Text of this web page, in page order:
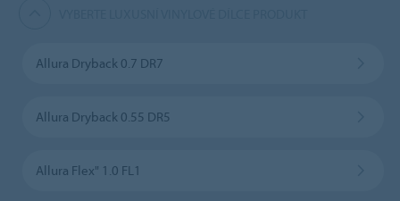
Allura Dryback 0.7 DR7
Allura Dryback 0.55 DR5
Allura Flex" 1.0 FL1